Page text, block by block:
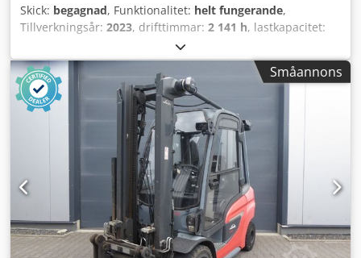
Skick: begagnad, Funktionalitet: helt fungerande,
Tillverkningsår: 2023, drifttimmar: 2 141 h, lastkapacitet:
, fri lyfthöjd:
bränsletyp:diesel, masttyp:triplex, byggnadshöjd:2 320
mm, drivtyp:
, Dieselgaffeltruck Lastens tyngdpunkt:
500 ISO-klass: ISO-klass 3 = 2 500–4 999 kg Masttyp: Triplex
Skick: Klar för användning och fullt funktionell Tekniskt
skick: mycket bra Framdäck, typ: Superelastik Csdpfx
Aozmkl Isfverf Framdäck, skick: 80–100 % Bakdäck, typ:
Superelastik Bakdäck, skick: 80–100 % Sidoförskjutare,
gaffeljusteringsanordning, 3:e ventil, 4:e ventil,
arbetsstrålkastare bak, arbetsstrålkastare fram, värmare,
partikelfilter, STVZO-godkänd, full hytt, klimatanläggning,
full fri lyfthöjd, säkerhetsljus.
Småannons